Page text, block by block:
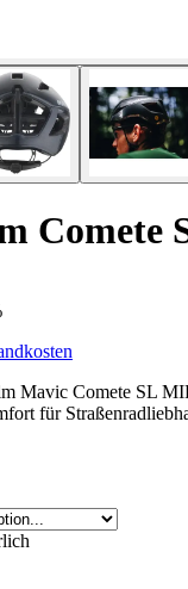
Comete
Mavic Comete SL
für